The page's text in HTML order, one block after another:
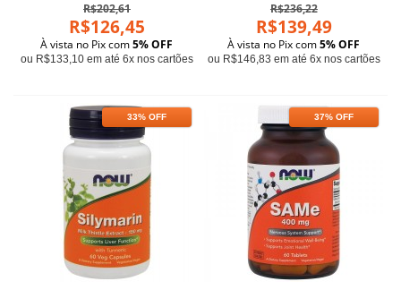
R$202,61
R$126,45
À vista no Pix com5% OFF
ou R$133,10 em até 6x nos cartões
R$236,22
R$139,49
À vista no Pix com5% OFF
ou R$146,83 em até 6x nos cartões
33% OFF 37% OFF